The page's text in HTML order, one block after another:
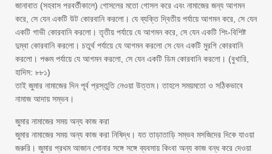
জানাবাত (সহবাস পরবর্তীকালে) গোসলের মতো গোসল করে এবং নামাজের জন্য আগমন
করে, সে যেন একটি উট কোরবানি করলো। যে ব্যক্তি দ্বিতীয় পর্যায়ে আগমন করে, সে যেন
একটি গাভী কোরবানি করলো। তৃতীয় পর্যায়ে যে আগমন করে, সে যেন একটি শিং-বিশিষ্ট
দুম্বা কোরবানি করলো। চতুর্থ পর্যায়ে যে আগমন করলো সে যেন একটি মুরগি কোরবানি
করলো। পঞ্চম পর্যায়ে যে আগমন করলো, সে যেন একটি ডিম কোরবানি করলো। (বুখারি,
হাদিস: ৮৮১)
তাই জুমার নামাজের দিন পূর্ব প্রস্তুতি নেওয়া উত্তম। তাহলে সময়মতো ও সঠিকভাবে
নামাজ আদায় সম্ভব।
জুমার নামাজের সময় অন্য কাজ করা
জুমার নামাজের সময় অন্য কাজ করা নিষিদ্ধ। যত তাড়াতাড়ি সম্ভব মসজিদের দিকে যাওয়া
জরুরি। জুমার প্রথম আজান শোনার সঙ্গে সঙ্গে ব্যবসায় কিংবা অন্য কাজ বন্ধ করে দেওয়া